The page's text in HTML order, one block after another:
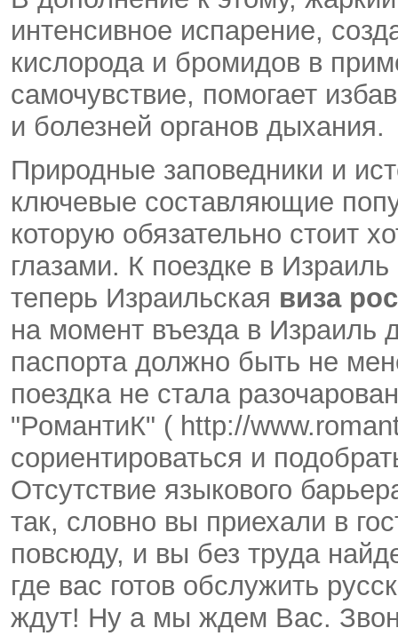
интенсивное испарение,
кислорода и бромидов в
самочувствие, помогает
и болезней органов дыхания.
Природные заповедники и
ключевые составляющие
которую обязательно стоит
глазами. К поездке в
теперь Израильская виза
на момент въезда в Израиль
паспорта должно быть не
поездка не стала
"РомантиК" ( http://
сориентироваться и
Отсутствие языкового
так, словно вы приехали в
повсюду, и вы без труда
где вас готов обслужить
ждут! Ну а мы ждем Вас.